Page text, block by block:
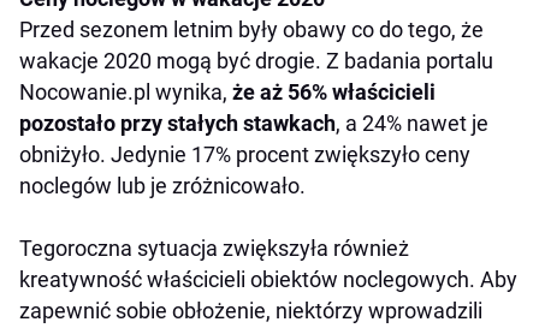
Przed sezonem letnim były obawy co do tego, że
wakacje 2020 mogą być drogie. Z badania portalu
Nocowanie.pl wynika, że aż 56% właścicieli
pozostało przy stałych stawkach, a 24% nawet je
obniżyło. Jedynie 17% procent zwiększyło ceny
noclegów lub je zróżnicowało.
Tegoroczna sytuacja zwiększyła również
kreatywność właścicieli obiektów noclegowych. Aby
zapewnić sobie obłożenie, niektórzy wprowadzili